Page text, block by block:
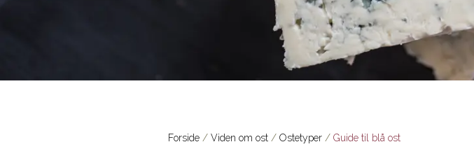
Forside Viden om ost Ostetyper Guide til blå ost